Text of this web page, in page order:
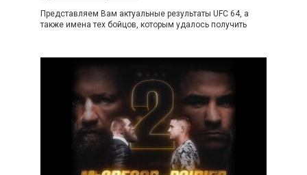
Представляем Вам актуальные результаты UFC 64, а
также имена тех бойцов, которым удалось получить